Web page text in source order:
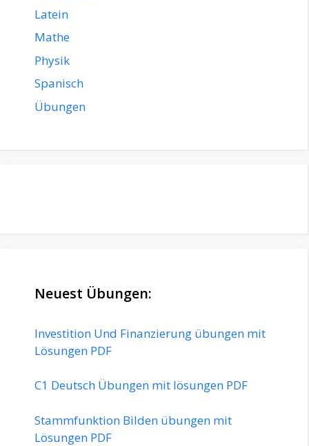
Latein
Mathe
Physik
Spanisch
Übungen
Neuest Übungen:
Investition Und Finanzierung übungen mit
Lösungen PDF
C1 Deutsch Übungen mit lösungen PDF
Stammfunktion Bilden übungen mit
Lösungen PDF